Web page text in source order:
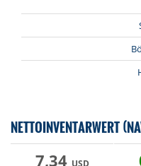
NETTOINVENTARWERT
7,34 USD